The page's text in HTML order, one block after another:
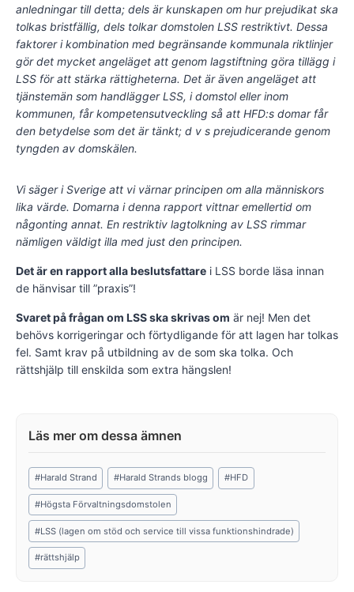
anledningar till detta; dels är kunskapen om hur prejudikat ska
tolkas bristfällig, dels tolkar domstolen LSS restriktivt. Dessa
faktorer i kombination med begränsande kommunala riktlinjer
gör det mycket angeläget att genom lagstiftning göra tillägg i
LSS för att stärka rättigheterna. Det är även angeläget att
tjänstemän som handlägger LSS, i domstol eller inom
kommunen, får kompetensutveckling så att HFD:s domar får
den betydelse som det är tänkt; d v s prejudicerande genom
tyngden av domskälen.
Vi säger i Sverige att vi värnar principen om alla människors
lika värde. Domarna i denna rapport vittnar emellertid om
någonting annat. En restriktiv lagtolkning av LSS rimmar
nämligen väldigt illa med just den principen.
Det är en rapport alla beslutsfattare i LSS borde läsa innan
de hänvisar till ”praxis”!
Svaret på frågan om LSS ska skrivas om är nej! Men det
behövs korrigeringar och förtydligande för att lagen har tolkas
fel. Samt krav på utbildning av de som ska tolka. Och
rättshjälp till enskilda som extra hängslen!
Post
Tags:
#Harald Strand #Harald Strands blogg #HFD
#Högsta Förvaltningsdomstolen
#LSS (lagen om stöd och service till vissa funktionshindrade)
#rättshjälp